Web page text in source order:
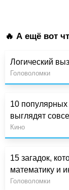
🔥 А ещё вот
Логический
Головоломки
10 популярных
выглядят
Кино
15 загадок,
математику и
Головоломки